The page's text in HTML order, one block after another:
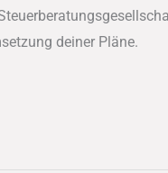
deiner Pläne.